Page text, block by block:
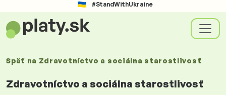
#StandWithUkraine
Späť na Zdravotníctvo a sociálna starostlivosť
Zdravotníctvo a sociálna starostlivosť